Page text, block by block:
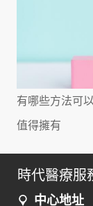
有哪些方法可
值得擁有
時代醫療服
中心地址